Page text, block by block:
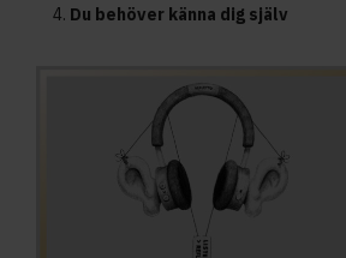
Du behöver känna dig själv